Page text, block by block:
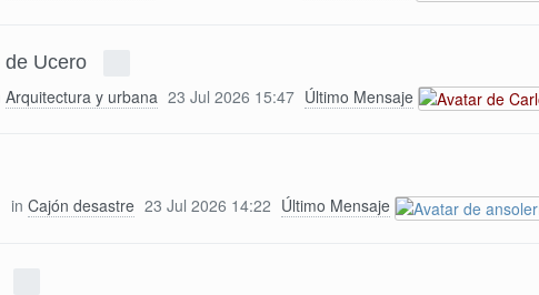
de Ucero
Arquitectura y urbana 23 Jul 2026 15:47 Último Mensaje
in Cajón desastre 23 Jul 2026 14:22 Último Mensaje